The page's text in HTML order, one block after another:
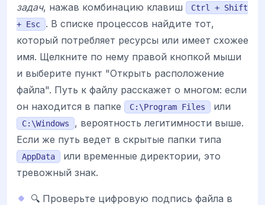
задач, нажав комбинацию клавиш
Ctrl + Shift
+ Esc
. В списке процессов найдите тот,
который потребляет ресурсы или имеет схожее
имя. Щелкните по нему правой кнопкой мыши
и выберите пункт "Открыть расположение
файла". Путь к файлу расскажет о многом: если
он находится в папке
C:\Program Files или
C:\Windows
, вероятность легитимности выше.
Если же путь ведет в скрытые папки типа
AppData
или временные директории, это
тревожный знак.
🔍 Проверьте цифровую подпись файла в